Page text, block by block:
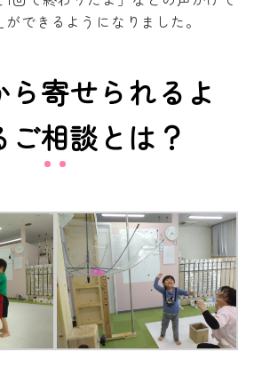
できるようになりました。
寄せられるよ
ご相談とは？